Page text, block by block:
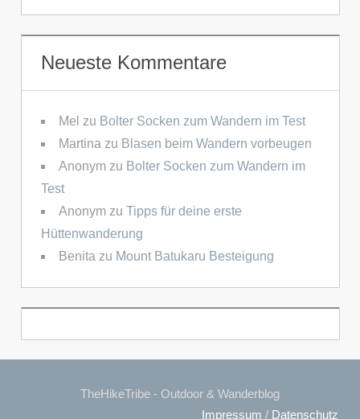
Neueste Kommentare
Mel zu Bolter Socken zum Wandern im Test
Martina zu Blasen beim Wandern vorbeugen
Anonymzu Bolter Socken zum Wandern im
Test
Anonymzu Tipps für deine erste
Hüttenwanderung
Benita zu Mount Batukaru Besteigung
TheHikeTribe - Outdoor & Wanderblog
Impressum / Datenschutz